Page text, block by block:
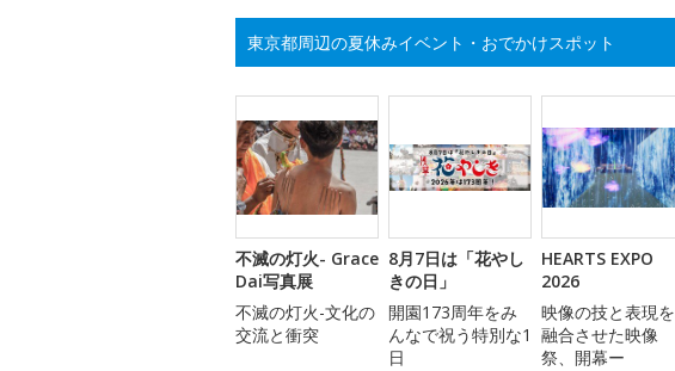
東京都周辺の夏休みイベント・おでかけスポット
不滅の灯火- Grace
Dai写真展
不滅の灯火-文化の
交流と衝突
8月7日は「花やし
きの日」
開園173周年をみ
んなで祝う特別な1
日
HEARTS EXPO
2026
映像の技と表現を
融合させた映像
祭、開幕ー